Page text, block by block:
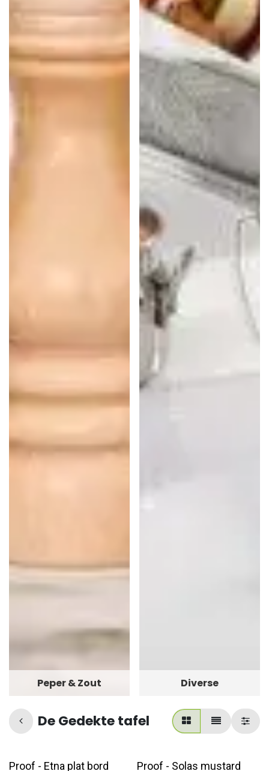
Peper & Zout Diverse
De Gedekte tafel
Proof - Etna plat bord Proof - Solas mustard